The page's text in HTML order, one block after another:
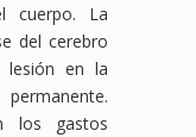
cuerpo. La
del cerebro
lesión en la
los gastos